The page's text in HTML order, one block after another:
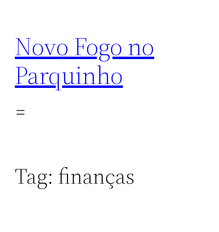
conteúdo
Novo Fogo no
Parquinho
Tag: finanças